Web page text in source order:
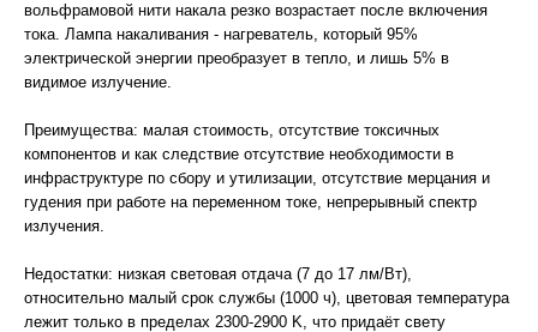
вольфрамовой нити накала резко возрастает после включения
тока. Лампа накаливания - нагреватель, который 95%
электрической энергии преобразует в тепло, и лишь 5% в
видимое излучение.
Преимущества: малая стоимость, отсутствие токсичных
компонентов и как следствие отсутствие необходимости в
инфраструктуре по сбору и утилизации, отсутствие мерцания и
гудения при работе на переменном токе, непрерывный спектр
излучения.
Недостатки: низкая световая отдача (7 до 17 лм/Вт),
относительно малый срок службы (1000 ч), цветовая температура
лежит только в пределах 2300-2900 K, что придаёт свету